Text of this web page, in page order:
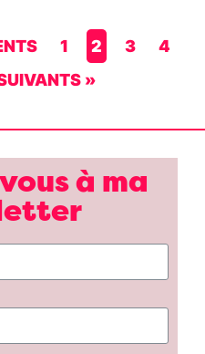
1 2 3
4
»
à ma